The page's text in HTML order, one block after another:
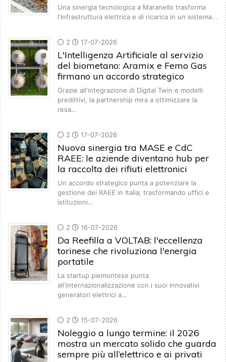
Una sinergia tecnologica a Maranello trasforma
l'infrastruttura elettrica e di ricarica in un sistema…
2 17-07-2026
L'Intelligenza Artificiale al servizio
del biometano: Aramix e Femo Gas
firmano un accordo strategico
Grazie all'integrazione di Digital Twin e modelli
predittivi, la partnership mira a ottimizzare la
resa…
2 17-07-2026
Nuova sinergia tra MASE e CdC
RAEE: le aziende diventano hub per
la raccolta dei rifiuti elettronici
Un accordo strategico punta a potenziare la
gestione dei RAEE in Italia, trasformando uffici e
istituzioni…
2 16-07-2026
Da Reefilla a VOLTAB: l'eccellenza
torinese che rivoluziona l'energia
portatile
La startup piemontese punta
all'internazionalizzazione con i suoi innovativi
generatori elettrici a…
2 15-07-2026
Noleggio a lungo termine: il 2026
mostra un mercato solido che guarda
sempre più all’elettrico e ai privati